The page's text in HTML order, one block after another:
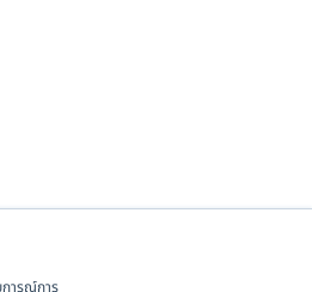
การณ์การ